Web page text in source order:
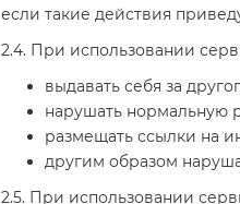
если такие действия
2.4. При использовании
выдавать себя за
нарушать нормальную
размещать ссылки на
другим образом
2.5. При использовании